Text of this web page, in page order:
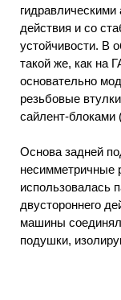
гидравлическими
действия и со
устойчивости. В
такой же, как на
основательно
резьбовые
сайлент-блоками
Основа задней
несимметричные
использовалась
двустороннего
машины
подушки,